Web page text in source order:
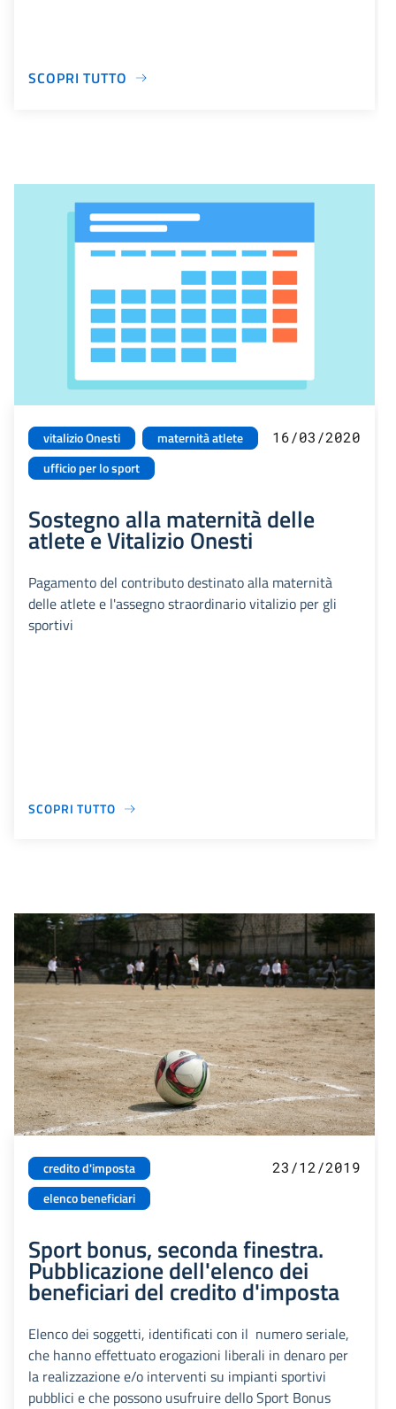
SCOPRI TUTTO
vitalizio Onesti
maternità atlete
ufficio per lo sport
16/03/2020
Sostegno alla maternità delle
atlete e Vitalizio Onesti
Pagamento del contributo destinato alla maternità
delle atlete e l'assegno straordinario vitalizio per gli
sportivi
SCOPRI TUTTO
credito d'imposta
elenco beneficiari
23/12/2019
Sport bonus, seconda finestra.
Pubblicazione dell'elenco dei
beneficiari del credito d'imposta
Elenco dei soggetti, identificati con il numero seriale,
che hanno effettuato erogazioni liberali in denaro per
la realizzazione e/o interventi su impianti sportivi
pubblici e che possono usufruire dello Sport Bonus